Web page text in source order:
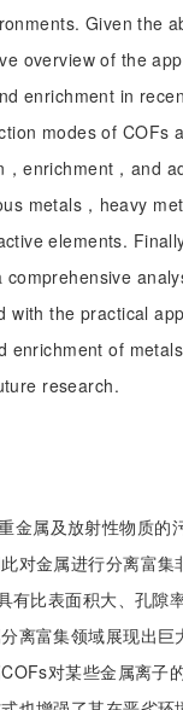
Given the
overview of the
enrichment in
modes of COFs
enrichment，and
metals，heavy
elements.
with the practical
enrichment of
research.
金属及放射性物质的
对金属进行分离富集
有比表面积大、孔隙
离富集领域展现出巨
对某些金属离子